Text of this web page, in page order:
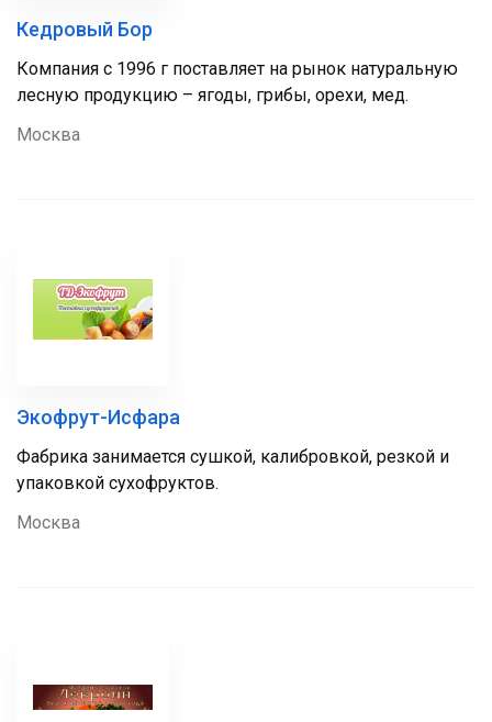
Кедровый Бор
Компания с 1996 г поставляет на рынок натуральную
лесную продукцию – ягоды, грибы, орехи, мед.
Москва
Экофрут-Исфара
Фабрика занимается сушкой, калибровкой, резкой и
упаковкой сухофруктов.
Москва